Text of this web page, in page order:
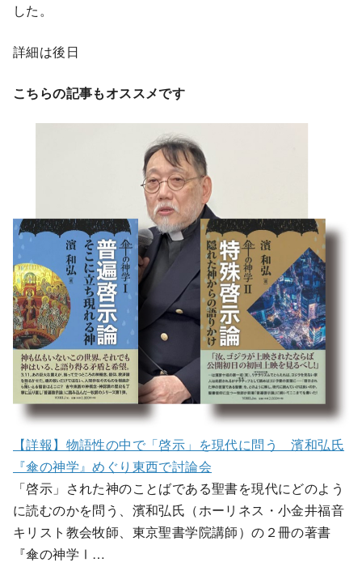
した。
詳細は後日
こちらの記事もオススメです
【詳報】物語性の中で「啓示」を現代に問う 濱和弘氏
『傘の神学』めぐり東西で討論会
「啓示」された神のことばである聖書を現代にどのよう
に読むのかを問う、濱和弘氏（ホーリネス・小金井福音
キリスト教会牧師、東京聖書学院講師）の２冊の著書
『傘の神学Ⅰ…